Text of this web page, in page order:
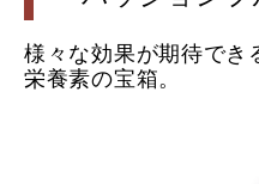
様々な効果が期待でき
栄養素の宝箱。